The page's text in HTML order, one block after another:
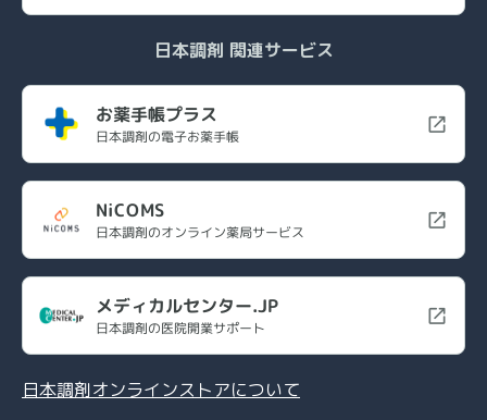
日本調剤 関連サービス
お薬手帳プラス
日本調剤の電子お薬手帳
NiCOMS
日本調剤のオンライン薬局サービス
メディカルセンター.JP
日本調剤の医院開業サポート
日本調剤オンラインストアについて